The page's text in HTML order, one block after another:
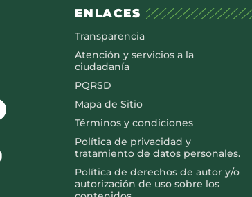
ENLACES
Transparencia
Atención y servicios a la
ciudadanía
PQRSD
Mapa de Sitio
Términos y condiciones
Política de privacidad y
tratamiento de datos personales.
Política de derechos de autor y/o
autorización de uso sobre los